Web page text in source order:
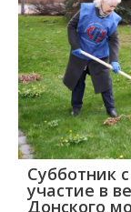
Субботник
участие в
Донского